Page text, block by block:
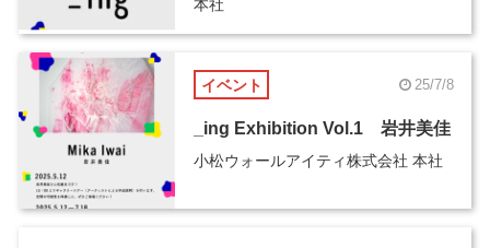
本社
イベント 25/7/8
_ing Exhibition Vol.1 岩井美佳
小松ウォールアイティ株式会社 本社